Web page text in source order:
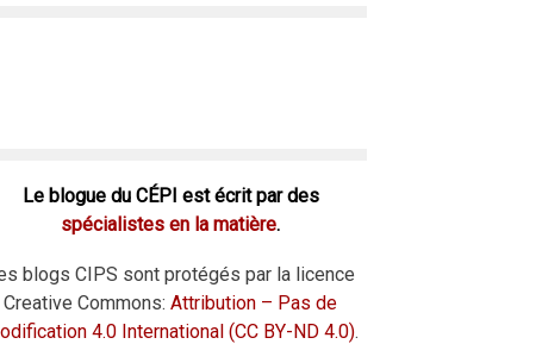
Le blogue du CÉPI est écrit par des
spécialistes en la matière.
blogs CIPS sont protégés par la licence
Creative Commons: Attribution – Pas de
4.0 International (CC BY-ND 4.0).